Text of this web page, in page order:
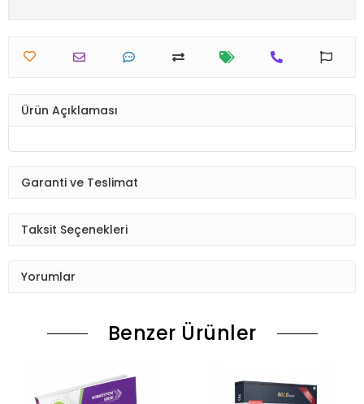
Ürün Açıklaması
Garanti ve Teslimat
Taksit Seçenekleri
Yorumlar
Benzer Ürünler